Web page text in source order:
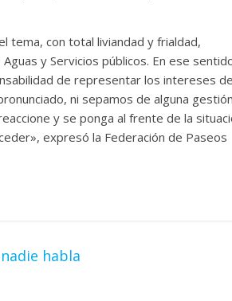
tema, con total liviandad y frialdad,
y Servicios públicos. En ese
de representar los intereses
ni sepamos de alguna
y se ponga al frente de la
expresó la Federación de Paseos
habla